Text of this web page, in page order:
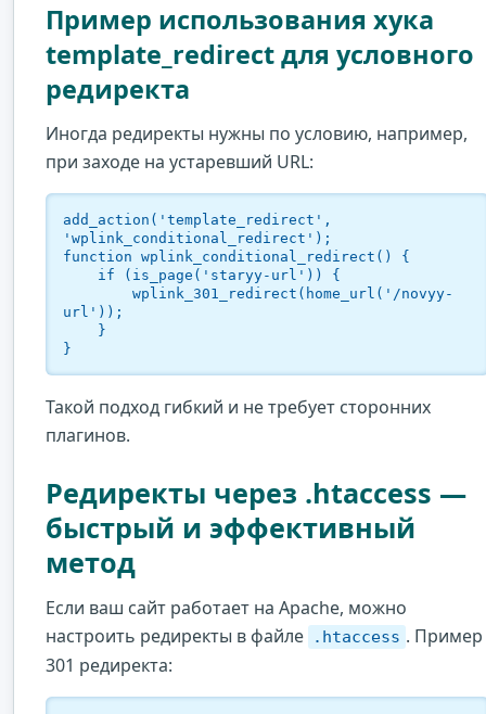
Пример использования хука
template_redirect для условного
редиректа
Иногда редиректы нужны по условию, например,
при заходе на устаревший URL:
add_action('template_redirect',
'wplink_conditional_redirect');
function wplink_conditional_redirect() {
url'));
}
Такой подход гибкий и не требует сторонних
плагинов.
Редиректы через .htaccess —
быстрый и эффективный
метод
Если ваш сайт работает на Apache, можно
настроить редиректы в файле
.htaccess . Пример
301 редиректа: